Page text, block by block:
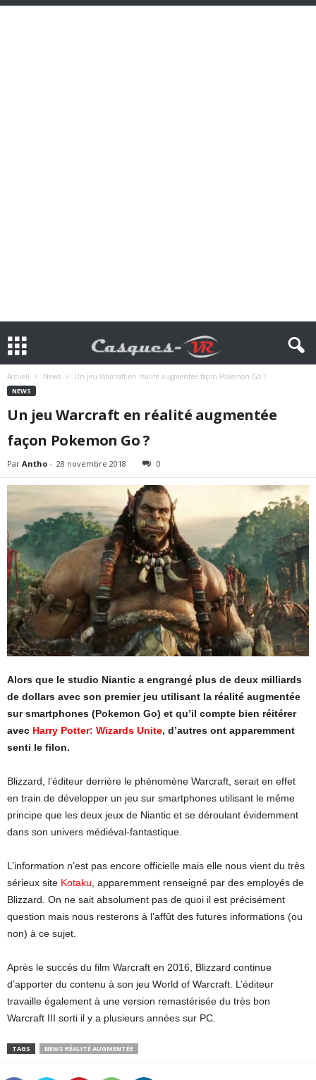
Accueil News Un jeu Warcraft en réalité augmentée façon Pokemon Go ?
NEWS
Un jeu Warcraft en réalité augmentée
façon Pokemon Go ?
Par Antho - 28 novembre 2018 0
Alors que le studio Niantic a engrangé plus de deux milliards
de dollars avec son premier jeu utilisant la réalité augmentée
sur smartphones (Pokemon Go) et qu’il compte bien réitérer
avec Harry Potter: Wizards Unite, d’autres ont apparemment
senti le filon.
Blizzard, l’éditeur derrière le phénomène Warcraft, serait en effet
en train de développer un jeu sur smartphones utilisant le même
principe que les deux jeux de Niantic et se déroulant évidemment
dans son univers médiéval-fantastique.
L’information n’est pas encore officielle mais elle nous vient du très
sérieux site Kotaku, apparemment renseigné par des employés de
Blizzard. On ne sait absolument pas de quoi il est précisément
question mais nous resterons à l’affût des futures informations (ou
non) à ce sujet.
Après le succès du film Warcraft en 2016, Blizzard continue
d’apporter du contenu à son jeu World of Warcraft. L’éditeur
travaille également à une version remastérisée du très bon
Warcraft III sorti il y a plusieurs années sur PC.
TAGS NEWS RÉALITÉ AUGMENTÉE